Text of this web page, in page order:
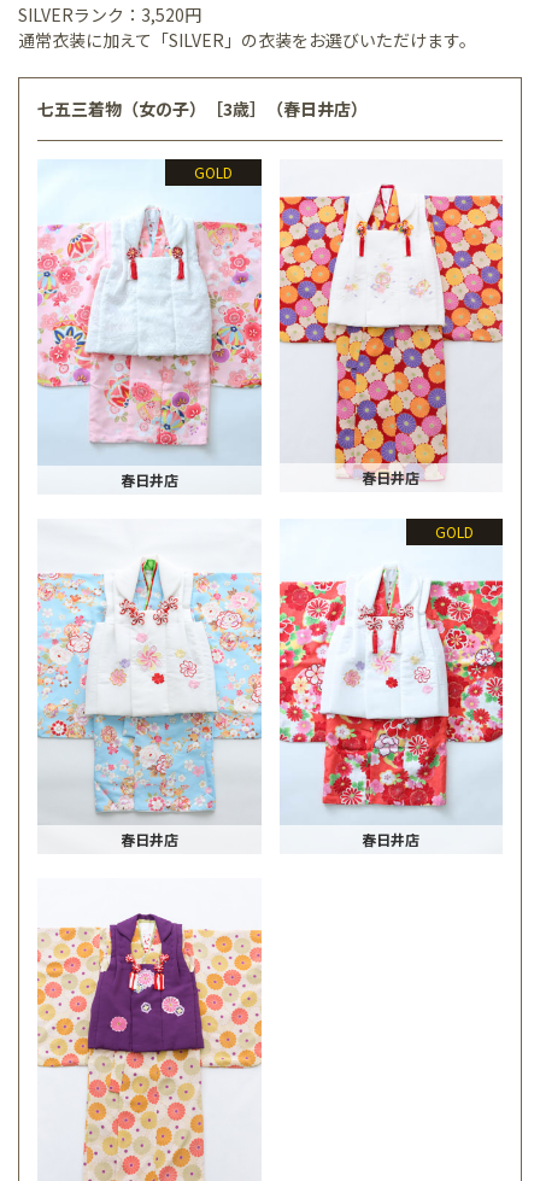
SILVERランク：3,520円
通常衣装に加えて「SILVER」の衣装をお選びいただけます。
七五三着物（女の子）［3歳］（春日井店）
GOLD
春日井店 春日井店
春日井店
GOLD
春日井店